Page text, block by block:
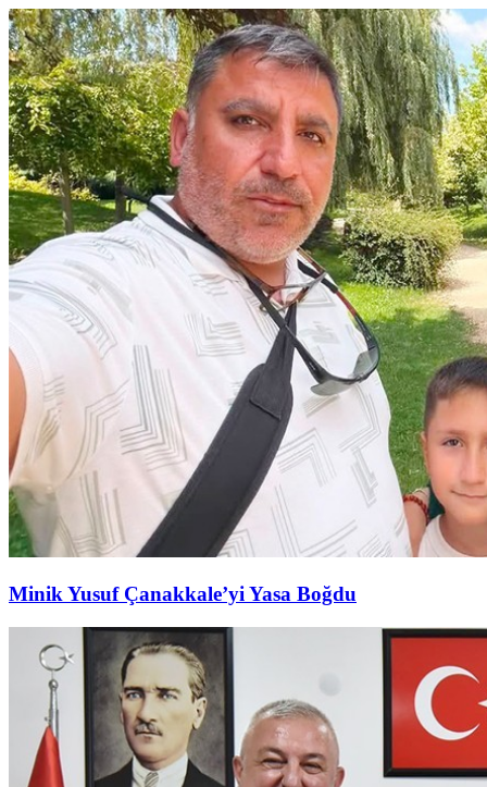
Minik Yusuf Çanakkale’yi Yasa Boğdu